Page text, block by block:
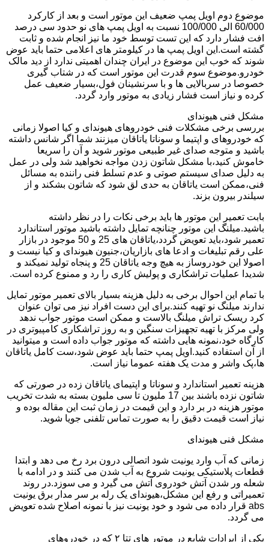
موضوع دوم اویل پمپ ضعیف این موتور است و بعد از کارکرد
60/000 الی 100/000 نسبت به اویل پمپ های نو حدود سی درصد
افت فشار دارد که این تست توسط خود ما نیز انجام شده و ثابت
گشته است.این اویل پمپ ها در کیلومتر های اعلامی حتما باید عوض
شوند که خوب این موضوع در ایران چندان اهمیتی ندارد از دید مالک
خودرو.موضوع سوم قدرت این موتور است که در شتاب گیری
خصوصا در سربالایی ها و با سرنشینان فول،بسیار ضعیف عمل
کرده و نیاز است فشار زیادی به موتور وارد گردد.
مشکل فنی هیوندای
بررسی برخی مشکلات فنی خودروهای هیوندای و کیا اصولا زمانی
که خودروهای و اپتیما و سوناتا یاتاقان میزنند شما اگر شانس داشته
باشید و متوجه صدای غیر طبیعی موتور شوید و آن را سریعا
خاموش کنید،با مشکل شاتون زدن مواجه نخواهید شد ولی در عمل
به دلیل صدای سیستم صوتی و عدم تسلط فنی راننده به مسائل
فنی،ممکن است یاتاقان به حدی لق شود که شاتون بشکند و از
سیلندر بیرون بزند.
بابت تعمیر این موتور ها باید برخی نکات را در نظر داشته
باشید.میلنگ این موتور چنانچه تمایل داشته باشید موتور استاندارد
تعمیر شود،باید تعویض گردد،یاتاقان های 25 و 50 موجود در بازار
علی رقم تبلیغات و ادعا های بازاریان،جنیون هیوندای و کیا نیست و
اصولا این خودروساز به هیچ وجه یاتاقان 25 و پنجاه تولید نمیکند و
شدیدا عملیات تراشکاری و پولیش کاری را رد و ممنوع کرده است.
با تمام این احوال برخی به دلیل هزینه بسیار بالای تعمیر موتور تمایل
ندارند میلنگ نو تهیه کنند.برای این دست افراد نیز می توان عنوان
کرد ریسک تراش میلنگ بالاست و ممکن است موتور جواب ندهد
ولی مرکز با تهیه تجهیزات سنگین و به روز تراشکاری کامپیوتری در
کارگاه خود،نمونه هایی داشته که موتور جواب داده است و میتوانید
از آن استفاده کنید.اویل پمپ حتما باید عوض شود،ست کامل یاتاقان
ها،پک واشر و مدت یک هفته عموما نیاز است.
هزینه تعمیر استاندارد و سوناتا و اپتیمای یاتاقان زده در صورتی که
شاتون نزده باشند بین 17 ملیون تا سی ملیون بسته به شدت تخریب
موتور هزینه در بر دارد و این قیمت در زمان ثبت این مقاله بوده و
نیاز است قیمت دقیق را به صورت تماس تلفنی جویا شوید.
مشکل فنی هیوندای
زمانی که آب وارد یونیت شود اتصالی درون برد رخ می دهد و ابتدا
قطعات پلاستیکی یونیت شروع به آب شدن می کنند و در ادامه با
شعله ور شدن آتش خودروی آتش می گیرد و می سوزد.در روند
تعمیراتی و رفع این مشکل،هیوندای یک رله بر سر مدار برق یونیت
abs قرار داده می شود و خود یونیت نیز با نمونه اصلاح شده تعویض
می گردد.
یکی از ایرادات شایع در موتور های تتا ۲ که در خودروهای